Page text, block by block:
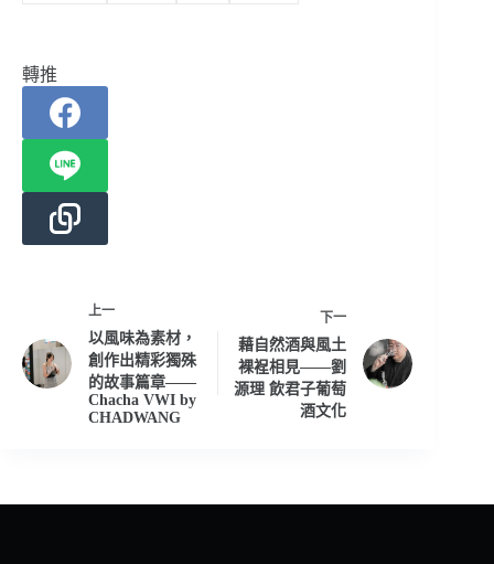
轉推
上一
以風味為素材，
創作出精彩獨殊
的故事篇章——
Chacha VWI by
CHADWANG
下一
藉自然酒與風土
裸裎相見——劉
源理 飲君子葡萄
酒文化